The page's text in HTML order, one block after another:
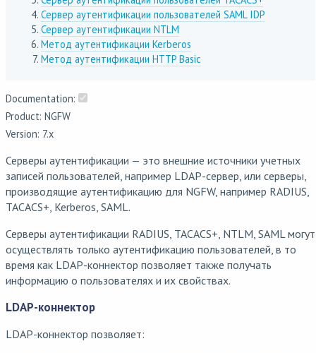
Сервер аутентификации пользователей SAML IDP
Сервер аутентификации NTLM
Метод аутентификации Kerberos
Метод аутентификации HTTP Basic
Documentation:
Product: NGFW
Version: 7.x
Серверы аутентификации — это внешние источники учетных
записей пользователей, например LDAP-сервер, или серверы,
производящие аутентификацию для NGFW, например RADIUS,
TACACS+, Kerberos, SAML.
Серверы аутентификации RADIUS, TACACS+, NTLM, SAML могут
осуществлять только аутентификацию пользователей, в то
время как LDAP-коннектор позволяет также получать
информацию о пользователях и их свойствах.
LDAP-коннектор
LDAP-коннектор позволяет: